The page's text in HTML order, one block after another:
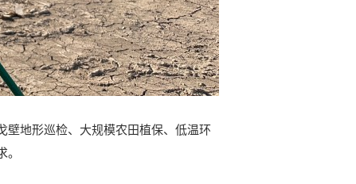
壁地形巡检、大规模农田植保、低温环